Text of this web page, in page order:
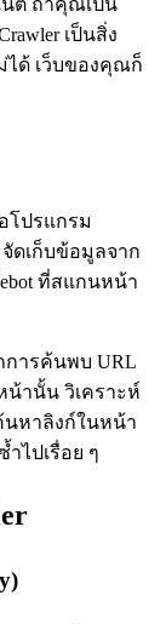
เป็นสิ่ง
ได้ เว็บของคุณก็
โปรแกรม
ดเก็บข้อมูลจาก
ที่สแกนหน้า
การค้นพบ URL
น้านั้น วิเคราะห์
นหาลิงก์ในหน้า
ไปเรื่อย ๆ